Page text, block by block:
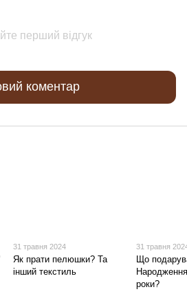
перший відгук
коментар
31 травня 2024
Як прати пелюшки? Та
інший текстиль
31 травня
Що
роки?